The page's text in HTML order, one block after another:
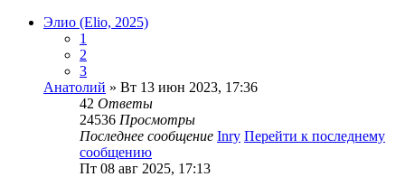
Элио (Elio, 2025)
1
2
3
Анатолий » Вт 13 июн 2023, 17:36
42 Ответы
24536 Просмотры
Последнее сообщение Inry Перейти к последнему
сообщению
Пт 08 авг 2025, 17:13